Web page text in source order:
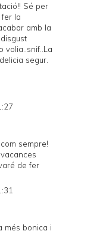
Sé per
la
amb la
volia..snif..La
segur.
sempre!
de fer
més bonica i